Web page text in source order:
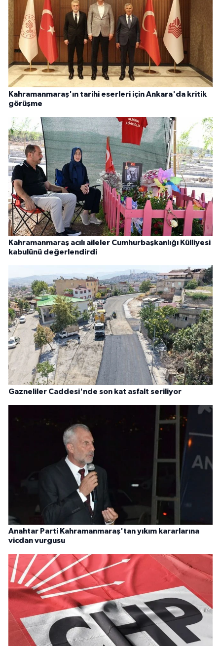
Kahramanmaraş'ın tarihi eserleri için Ankara'da kritik
görüşme
Kahramanmaraş acılı aileler Cumhurbaşkanlığı Külliyesi
kabulünü değerlendirdi
Gazneliler Caddesi'nde son kat asfalt seriliyor
Anahtar Parti Kahramanmaraş'tan yıkım kararlarına
vicdan vurgusu